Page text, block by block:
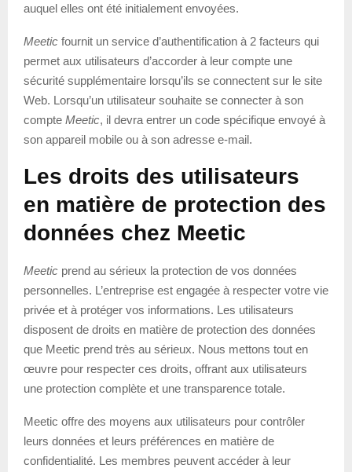
auquel elles ont été initialement envoyées.
Meetic fournit un service d’authentification à 2 facteurs qui
permet aux utilisateurs d’accorder à leur compte une
sécurité supplémentaire lorsqu’ils se connectent sur le site
Web. Lorsqu’un utilisateur souhaite se connecter à son
compte Meetic, il devra entrer un code spécifique envoyé à
son appareil mobile ou à son adresse e-mail.
Les droits des utilisateurs
en matière de protection des
données chez Meetic
Meetic prend au sérieux la protection de vos données
personnelles. L’entreprise est engagée à respecter votre vie
privée et à protéger vos informations. Les utilisateurs
disposent de droits en matière de protection des données
que Meetic prend très au sérieux. Nous mettons tout en
œuvre pour respecter ces droits, offrant aux utilisateurs
une protection complète et une transparence totale.
Meetic offre des moyens aux utilisateurs pour contrôler
leurs données et leurs préférences en matière de
confidentialité. Les membres peuvent accéder à leur